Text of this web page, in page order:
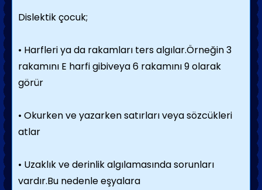
Dislektik çocuk;
• Harfleri ya da rakamları ters algılar.Örneğin 3
rakamını E harfi gibiveya 6 rakamını 9 olarak
görür
• Okurken ve yazarken satırları veya sözcükleri
atlar
• Uzaklık ve derinlik algılamasında sorunları
vardır.Bu nedenle eşyalara